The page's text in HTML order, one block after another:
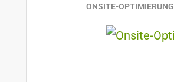
ONSITE-OPTIMIERUNG